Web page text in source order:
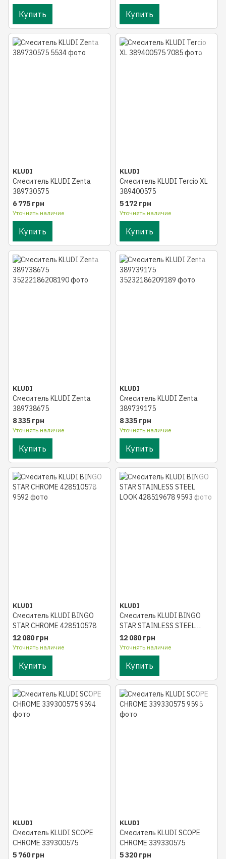
Купить Купить
KLUDI
Смеситель KLUDI Zenta
389730575
6 775 грн
Уточнять наличие
Купить
KLUDI
Смеситель KLUDI Tercio XL
389400575
5 172 грн
Уточнять наличие
Купить
KLUDI
Смеситель KLUDI Zenta
389738675
8 335 грн
Уточнять наличие
Купить
KLUDI
Смеситель KLUDI Zenta
389739175
8 335 грн
Уточнять наличие
Купить
KLUDI
Смеситель KLUDI BINGO
STAR CHROME 428510578
12 080 грн
Уточнять наличие
Купить
KLUDI
Смеситель KLUDI BINGO
STAR STAINLESS STEEL
LOOK 428519678
12 080 грн
Уточнять наличие
Купить
KLUDI
Смеситель KLUDI SCOPE
CHROME 339300575
5 760 грн
KLUDI
Смеситель KLUDI SCOPE
CHROME 339330575
5 320 грн